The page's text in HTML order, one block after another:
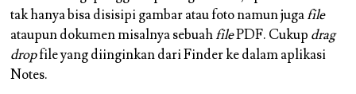
tak hanya bisa disisipi gambar atau foto namun jugafile
ataupun dokumen misalnya sebuahfilePDF. Cukup drag
dropfile yang diinginkan dari Finder ke dalam aplikasi
Notes.